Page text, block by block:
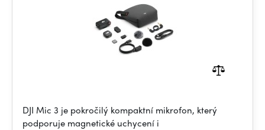
DJI Mic 3 je pokročilý kompaktní mikrofon, který
podporuje magnetické uchycení i